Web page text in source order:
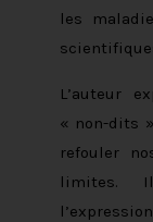
les
L’auteur
« non-dits
refouler
limites.